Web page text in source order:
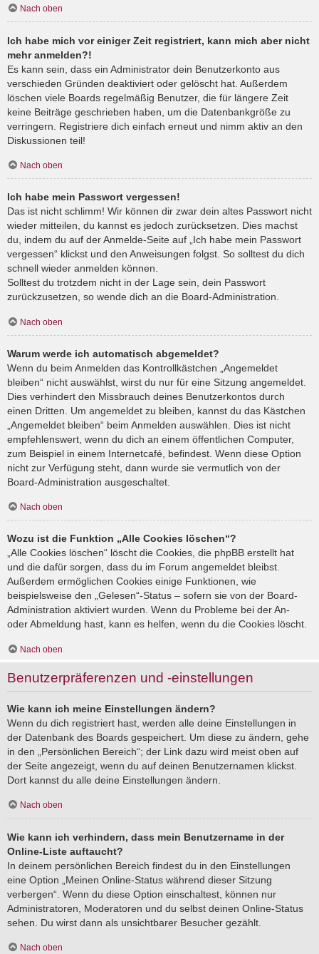
Nach oben
Ich habe mich vor einiger Zeit registriert, kann mich aber nicht
mehr anmelden?!
Es kann sein, dass ein Administrator dein Benutzerkonto aus
verschieden Gründen deaktiviert oder gelöscht hat. Außerdem
löschen viele Boards regelmäßig Benutzer, die für längere Zeit
keine Beiträge geschrieben haben, um die Datenbankgröße zu
verringern. Registriere dich einfach erneut und nimm aktiv an den
Diskussionen teil!
Nach oben
Ich habe mein Passwort vergessen!
Das ist nicht schlimm! Wir können dir zwar dein altes Passwort nicht
wieder mitteilen, du kannst es jedoch zurücksetzen. Dies machst
du, indem du auf der Anmelde-Seite auf „Ich habe mein Passwort
vergessen“ klickst und den Anweisungen folgst. So solltest du dich
schnell wieder anmelden können.
Solltest du trotzdem nicht in der Lage sein, dein Passwort
zurückzusetzen, so wende dich an die Board-Administration.
Nach oben
Warum werde ich automatisch abgemeldet?
Wenn du beim Anmelden das Kontrollkästchen „Angemeldet
bleiben“ nicht auswählst, wirst du nur für eine Sitzung angemeldet.
Dies verhindert den Missbrauch deines Benutzerkontos durch
einen Dritten. Um angemeldet zu bleiben, kannst du das Kästchen
„Angemeldet bleiben“ beim Anmelden auswählen. Dies ist nicht
empfehlenswert, wenn du dich an einem öffentlichen Computer,
zum Beispiel in einem Internetcafé, befindest. Wenn diese Option
nicht zur Verfügung steht, dann wurde sie vermutlich von der
Board-Administration ausgeschaltet.
Nach oben
Wozu ist die Funktion „Alle Cookies löschen“?
„Alle Cookies löschen“ löscht die Cookies, die phpBB erstellt hat
und die dafür sorgen, dass du im Forum angemeldet bleibst.
Außerdem ermöglichen Cookies einige Funktionen, wie
beispielsweise den „Gelesen“-Status – sofern sie von der Board-
Administration aktiviert wurden. Wenn du Probleme bei der An-
oder Abmeldung hast, kann es helfen, wenn du die Cookies löscht.
Nach oben
Benutzerpräferenzen und -einstellungen
Wie kann ich meine Einstellungen ändern?
Wenn du dich registriert hast, werden alle deine Einstellungen in
der Datenbank des Boards gespeichert. Um diese zu ändern, gehe
in den „Persönlichen Bereich“; der Link dazu wird meist oben auf
der Seite angezeigt, wenn du auf deinen Benutzernamen klickst.
Dort kannst du alle deine Einstellungen ändern.
Nach oben
Wie kann ich verhindern, dass mein Benutzername in der
Online-Liste auftaucht?
In deinem persönlichen Bereich findest du in den Einstellungen
eine Option „Meinen Online-Status während dieser Sitzung
verbergen“. Wenn du diese Option einschaltest, können nur
Administratoren, Moderatoren und du selbst deinen Online-Status
sehen. Du wirst dann als unsichtbarer Besucher gezählt.
Nach oben